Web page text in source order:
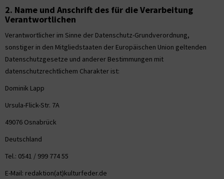
2. Name und Anschrift des für die Verarbeitung
Verantwortlichen
Verantwortlicher im Sinne der Datenschutz-Grundverordnung,
sonstiger in den Mitgliedstaaten der Europäischen Union geltenden
Datenschutzgesetze und anderer Bestimmungen mit
datenschutzrechtlichem Charakter ist:
Dominik Lapp
Ursula-Flick-Str. 7A
49076 Osnabrück
Deutschland
Tel.: 0541 / 999 774 55
E-Mail: redaktion(at)kulturfeder.de